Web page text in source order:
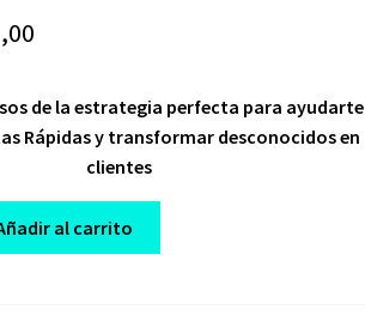
Current
is:
$ 10,00.
de la estrategia perfecta para ayudarte
Rápidas y transformar desconocidos en
clientes
al carrito